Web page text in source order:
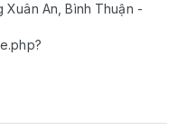
Xuân An, Bình Thuận -